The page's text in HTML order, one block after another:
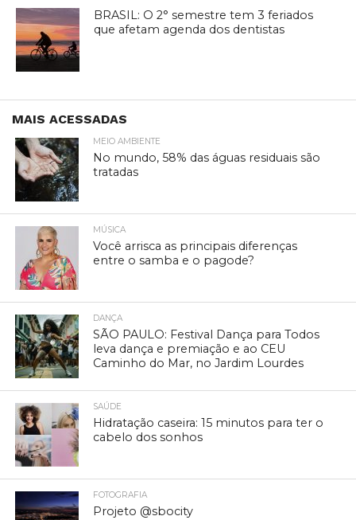
BRASIL: O 2° semestre tem 3 feriados
que afetam agenda dos dentistas
MAIS ACESSADAS
MEIO AMBIENTE
No mundo, 58% das águas residuais são
tratadas
MÚSICA
Você arrisca as principais diferenças
entre o samba e o pagode?
DANÇA
SÃO PAULO: Festival Dança para Todos
leva dança e premiação e ao CEU
Caminho do Mar, no Jardim Lourdes
SAÚDE
Hidratação caseira: 15 minutos para ter o
cabelo dos sonhos
FOTOGRAFIA
Projeto @sbocity